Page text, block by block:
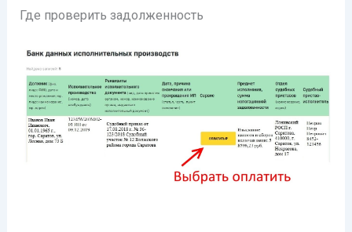
Где проверить задолженность